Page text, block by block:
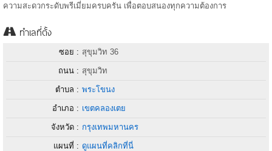
ความสะดวกระดับพรีเมี่ยมครบครัน เพื่อตอบสนองทุกความต้องการ
ทำเลที่ตั้ง
ซอย : สุขุมวิท 36
ถนน : สุขุมวิท
ตำบล : พระโขนง
อำเภอ : เขตคลองเตย
จังหวัด : กรุงเทพมหานคร
แผนที่ : ดูแผนที่คลิกที่นี่